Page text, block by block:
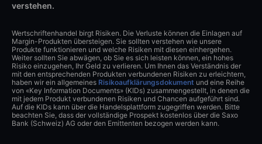
verstehen.
Wertschriftenhandel birgt Risiken. Die Verluste können die Einlagen auf
Margin-Produkten übersteigen. Sie sollten verstehen wie unsere
Produkte funktionieren und welche Risiken mit diesen einhergehen.
Weiter sollten Sie abwägen, ob Sie es sich leisten können, ein hohes
Risiko einzugehen, Ihr Geld zu verlieren. Um Ihnen das Verständnis der
mit den entsprechenden Produkten verbundenen Risiken zu erleichtern,
haben wir ein allgemeines Risikoaufklärungsdokument und eine Reihe
von «Key Information Documents» (KIDs) zusammengestellt, in denen die
mit jedem Produkt verbundenen Risiken und Chancen aufgeführt sind.
Auf die KIDs kann über die Handelsplattform zugegriffen werden. Bitte
beachten Sie, dass der vollständige Prospekt kostenlos über die Saxo
Bank (Schweiz) AG oder den Emittenten bezogen werden kann.